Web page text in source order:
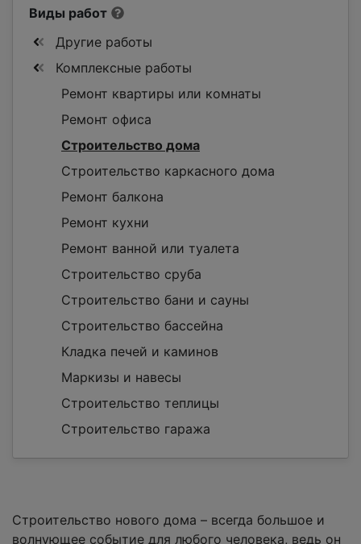
Виды работ
Другие работы
Комплексные работы
Ремонт квартиры или комнаты
Ремонт офиса
Строительство дома
Строительство каркасного дома
Ремонт балкона
Ремонт кухни
Ремонт ванной или туалета
Строительство сруба
Строительство бани и сауны
Строительство бассейна
Кладка печей и каминов
Маркизы и навесы
Строительство теплицы
Строительство гаража
Строительство нового дома – всегда большое и
волнующее событие для любого человека, ведь он